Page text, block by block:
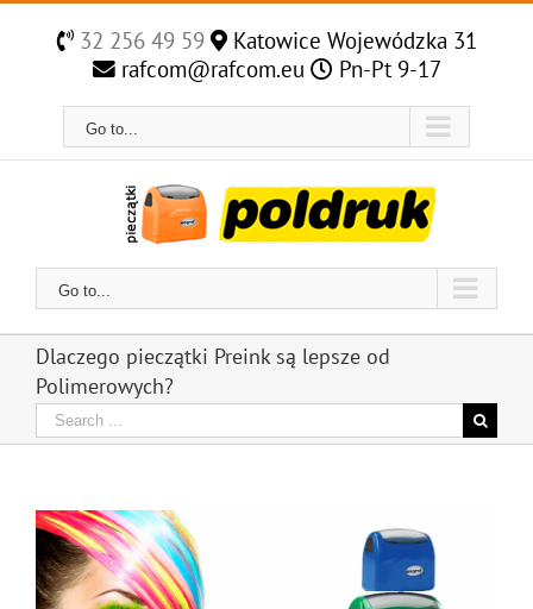
Skip
32 256 49 59
Katowice Wojewódzka 31
rafcom@rafcom.eu
Pn-Pt 9-17
Go to...
Go to...
Dlaczego pieczątki Preink są lepsze od
Polimerowych?
Search
for: